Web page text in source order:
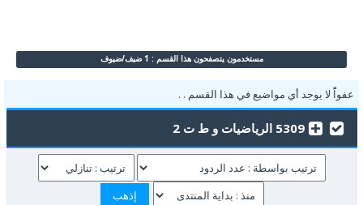
مستخدمون يتصفحون هذا القسم : 1 ضيف/ضيوف
عفواًً لا يوجد أي مواضيع في هذا القسم . .
5309 الرياضيات و ط ت 2